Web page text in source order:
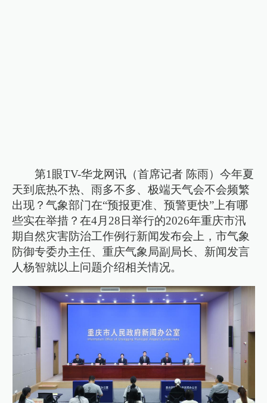
第1眼TV-华龙网讯（首席记者 陈雨）今年夏
天到底热不热、雨多不多、极端天气会不会频繁
出现？气象部门在“预报更准、预警更快”上有哪
些实在举措？在4月28日举行的2026年重庆市汛
期自然灾害防治工作例行新闻发布会上，市气象
防御专委办主任、重庆气象局副局长、新闻发言
人杨智就以上问题介绍相关情况。